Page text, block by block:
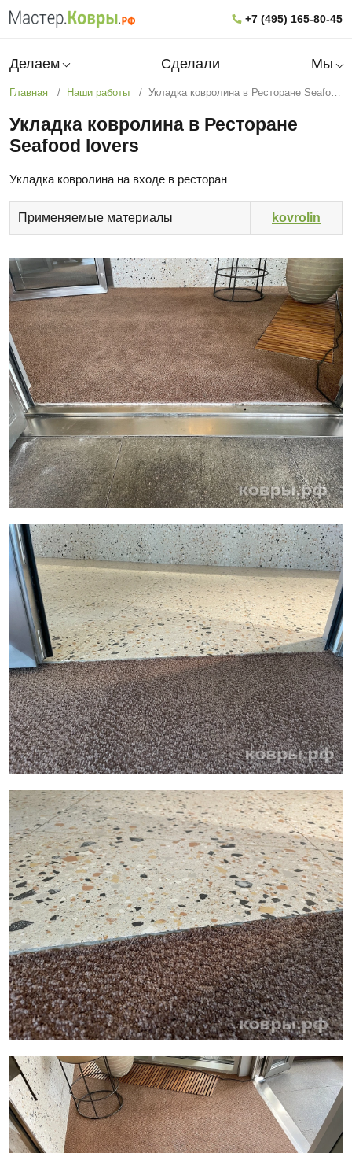
+7 (495) 165-80-45
Делаем Сделали Мы
Главная Наши работы Укладка ковролина в Ресторане Seafood lovers
Укладка ковролина в Ресторане
Seafood lovers
Укладка ковролина на входе в ресторан
Применяемые материалы kovrolin